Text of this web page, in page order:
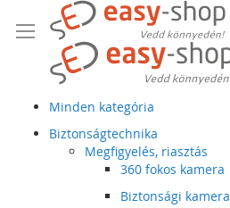
Minden kategória
Biztonságtechnika
Megfigyelés, riasztás
360 fokos kamera
Biztonsági kamera